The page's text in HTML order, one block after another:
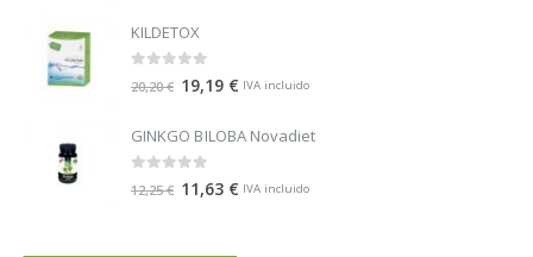
KILDETOX
out of 5
20,20€ 19,19 € IVA incluido
GINKGO BILOBA Novadiet
out of 5
12,25€ 11,63 € IVA incluido